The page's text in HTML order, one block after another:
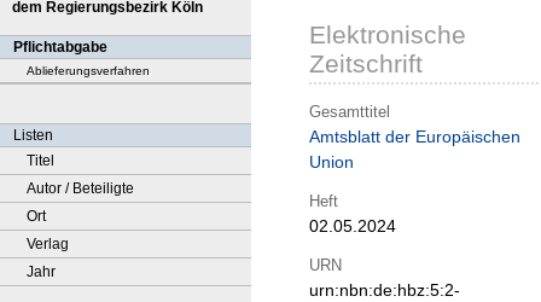
dem Regierungsbezirk Köln
Pflichtabgabe
Ablieferungsverfahren
Listen
Titel
Autor / Beteiligte
Ort
Verlag
Jahr
Elektronische
Zeitschrift
Gesamttitel
Amtsblatt der Europäischen
Union
Heft
02.05.2024
URN
urn:nbn:de:hbz:5:2-